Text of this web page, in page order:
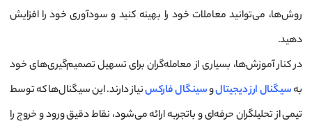
روش‌ها، می‌توانید معاملات خود را بهینه کنید و سودآوری خود را افزایش
دهید.
در کنار آموزش‌ها، بسیاری از معامله‌گران برای تسهیل تصمیم‌گیری‌های خود
بهسیگنال ارز دیجیتالوسینگال فارکسنیاز دارند. این سیگنال‌ها که توسط
تیمی از تحلیلگران حرفه‌ای و باتجربه ارائه می‌شود، نقاط دقیق ورود و خروج را